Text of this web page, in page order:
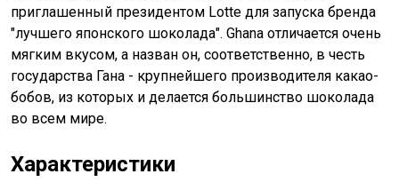
приглашенный президентом Lotte для запуска бренда
"лучшего японского шоколада". Ghana отличается очень
мягким вкусом, а назван он, соответственно, в честь
государства Гана - крупнейшего производителя какао-
бобов, из которых и делается большинство шоколада
во всем мире.
Характеристики